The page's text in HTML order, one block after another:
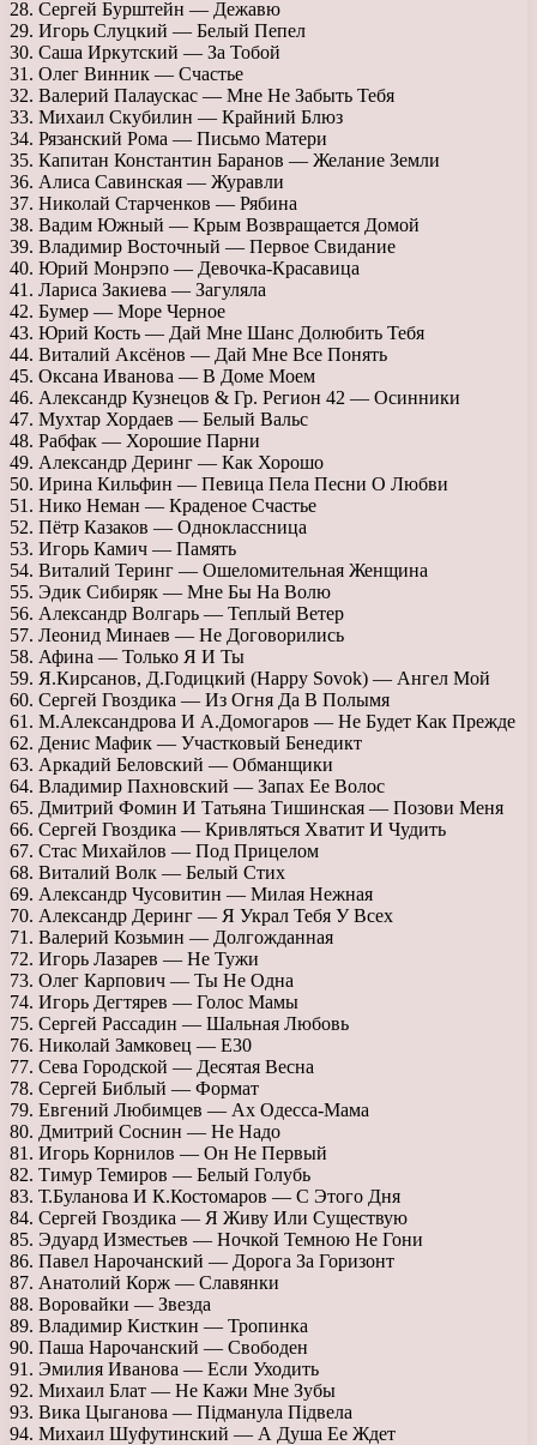
28. Сергей Бурштейн — Дежавю
29. Игорь Слуцкий — Белый Пепел
30. Саша Иркутский — За Тобой
31. Олег Винник — Счастье
32. Валерий Палаускас — Мне Не Забыть Тебя
33. Михаил Скубилин — Крайний Блюз
34. Рязанский Рома — Письмо Матери
35. Капитан Константин Баранов — Желание Земли
36. Алиса Савинская — Журавли
37. Николай Старченков — Рябина
38. Вадим Южный — Крым Возвращается Домой
39. Владимир Восточный — Первое Свидание
40. Юрий Монрэпо — Девочка-Красавица
41. Лариса Закиева — Загуляла
42. Бумер — Море Черное
43. Юрий Кость — Дай Мне Шанс Долюбить Тебя
44. Виталий Аксёнов — Дай Мне Все Понять
45. Оксана Иванова — В Доме Моем
46. Александр Кузнецов & Гр. Регион 42 — Осинники
47. Мухтар Хордаев — Белый Вальс
48. Рабфак — Хорошие Парни
49. Александр Деринг — Как Хорошо
50. Ирина Кильфин — Певица Пела Песни О Любви
51. Нико Неман — Краденое Счастье
52. Пётр Казаков — Одноклассница
53. Игорь Камич — Память
54. Виталий Теринг — Ошеломительная Женщина
55. Эдик Сибиряк — Мне Бы На Волю
56. Александр Волгарь — Теплый Ветер
57. Леонид Минаев — Не Договорились
58. Афина — Только Я И Ты
59. Я.Кирсанов, Д.Годицкий (Happy Sovok) — Ангел Мой
60. Сергей Гвоздика — Из Огня Да В Полымя
61. М.Александрова И А.Домогаров — Не Будет Как Прежде
62. Денис Мафик — Участковый Бенедикт
63. Аркадий Беловский — Обманщики
64. Владимир Пахновский — Запах Ее Волос
65. Дмитрий Фомин И Татьяна Тишинская — Позови Меня
66. Сергей Гвоздика — Кривляться Хватит И Чудить
67. Стас Михайлов — Под Прицелом
68. Виталий Волк — Белый Стих
69. Александр Чусовитин — Милая Нежная
70. Александр Деринг — Я Украл Тебя У Всех
71. Валерий Козьмин — Долгожданная
72. Игорь Лазарев — Не Тужи
73. Олег Карпович — Ты Не Одна
74. Игорь Дегтярев — Голос Мамы
75. Сергей Рассадин — Шальная Любовь
76. Николай Замковец — Е30
77. Сева Городской — Десятая Весна
78. Сергей Библый — Формат
79. Евгений Любимцев — Ах Одесса-Мама
80. Дмитрий Соснин — Не Надо
81. Игорь Корнилов — Он Не Первый
82. Тимур Темиров — Белый Голубь
83. Т.Буланова И К.Костомаров — С Этого Дня
84. Сергей Гвоздика — Я Живу Или Существую
85. Эдуард Изместьев — Ночкой Темною Не Гони
86. Павел Нарочанский — Дорога За Горизонт
87. Анатолий Корж — Славянки
88. Воровайки — Звезда
89. Владимир Кисткин — Тропинка
90. Паша Нарочанский — Свободен
91. Эмилия Иванова — Если Уходить
92. Михаил Блат — Не Кажи Мне Зубы
93. Вика Цыганова — Пiдманула Пiдвела
94. Михаил Шуфутинский — А Душа Ее Ждет